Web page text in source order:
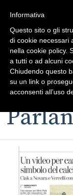
Toggle
navigation
Informativa
Questo sito o gli
di cookie necessari
nella cookie policy.
a tutti o ad alcuni
Chiudendo questo
su un link o
acconsenti all’uso